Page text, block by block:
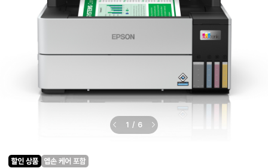
1 / 6